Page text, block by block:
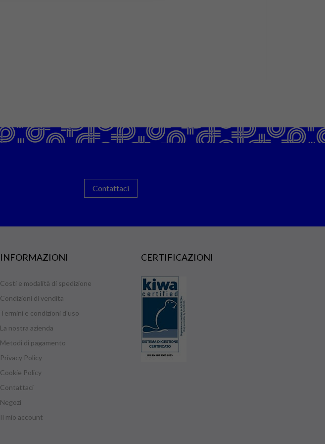
Contattaci
INFORMAZIONI
Costi e modalità di spedizione
Condizioni di vendita
Termini e condizioni d'uso
La nostra azienda
Metodi di pagamento
Privacy Policy
Cookie Policy
Contattaci
Negozi
Il mio account
CERTIFICAZIONI